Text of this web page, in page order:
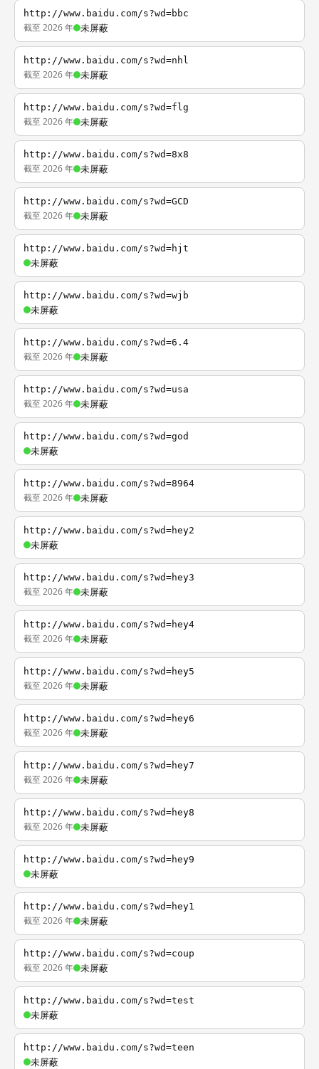
http://www.baidu.com/s?wd=bbc
截至 2026 年 未屏蔽
http://www.baidu.com/s?wd=nhl
截至 2026 年 未屏蔽
http://www.baidu.com/s?wd=flg
截至 2026 年 未屏蔽
http://www.baidu.com/s?wd=8x8
截至 2026 年 未屏蔽
http://www.baidu.com/s?wd=GCD
截至 2026 年 未屏蔽
http://www.baidu.com/s?wd=hjt
未屏蔽
http://www.baidu.com/s?wd=wjb
未屏蔽
http://www.baidu.com/s?wd=6.4
截至 2026 年 未屏蔽
http://www.baidu.com/s?wd=usa
截至 2026 年 未屏蔽
http://www.baidu.com/s?wd=god
未屏蔽
http://www.baidu.com/s?wd=8964
截至 2026 年 未屏蔽
http://www.baidu.com/s?wd=hey2
未屏蔽
http://www.baidu.com/s?wd=hey3
截至 2026 年 未屏蔽
http://www.baidu.com/s?wd=hey4
截至 2026 年 未屏蔽
http://www.baidu.com/s?wd=hey5
截至 2026 年 未屏蔽
http://www.baidu.com/s?wd=hey6
截至 2026 年 未屏蔽
http://www.baidu.com/s?wd=hey7
截至 2026 年 未屏蔽
http://www.baidu.com/s?wd=hey8
截至 2026 年 未屏蔽
http://www.baidu.com/s?wd=hey9
未屏蔽
http://www.baidu.com/s?wd=hey1
截至 2026 年 未屏蔽
http://www.baidu.com/s?wd=coup
截至 2026 年 未屏蔽
http://www.baidu.com/s?wd=test
未屏蔽
http://www.baidu.com/s?wd=teen
未屏蔽